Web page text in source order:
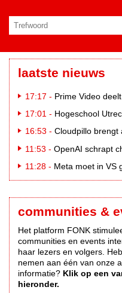
laatste nieuws
17:17 - Prime Video deelt
17:01 - Hogeschool Utrecht lanceert Beyond
16:53 - Cloudpillo brengt
11:53 - OpenAI schrapt chatlimiet
11:28 - Meta moet in VS grootste
communities &
Het platform FONK
communities en events
haar lezers en volgers.
nemen aan één van onze
informatie? Klik op een
hieronder.